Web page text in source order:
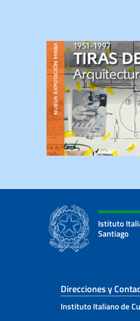
Istituto
Santiago
Sezione
Direcciones y
Instituto Italiano de